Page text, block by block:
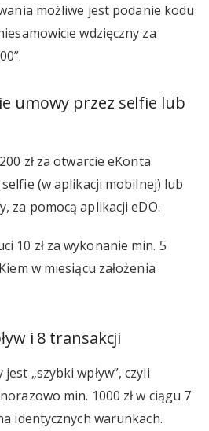
możliwe jest podanie kodu
wdzięczny za
umowy przez selfie lub
zł za otwarcie eKonta
(w aplikacji mobilnej) lub
za pomocą aplikacji eDO.
10 zł za wykonanie min. 5
w miesiącu założenia
i 8 transakcji
„szybki wpływ”, czyli
min. 1000 zł w ciągu 7
identycznych warunkach.